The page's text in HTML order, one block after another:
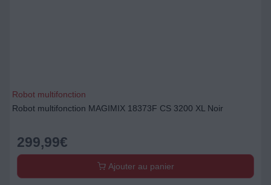
Robot multifonction
Robot multifonction MAGIMIX 18373F CS 3200 XL Noir
299,99€
Ajouter au panier